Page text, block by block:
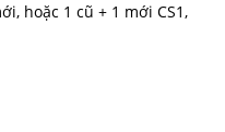
hoặc 1 cũ + 1 mới CS1,